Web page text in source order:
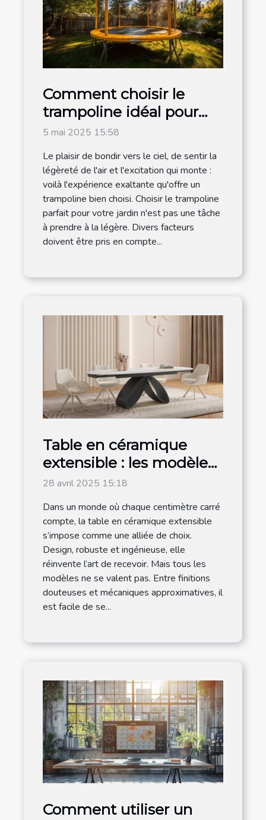
Comment choisir le
trampoline idéal pour
votre jardin
5 mai 2025 15:58
Le plaisir de bondir vers le ciel, de sentir la
légèreté de l'air et l'excitation qui monte :
voilà l'expérience exaltante qu'offre un
trampoline bien choisi. Choisir le trampoline
parfait pour votre jardin n'est pas une tâche
à prendre à la légère. Divers facteurs
doivent être pris en compte...
Table en céramique
extensible : les modèles
les plus en vogue sont
chez Meublissime
28 avril 2025 15:18
Dans un monde où chaque centimètre carré
compte, la table en céramique extensible
s’impose comme une alliée de choix.
Design, robuste et ingénieuse, elle
réinvente l’art de recevoir. Mais tous les
modèles ne se valent pas. Entre finitions
douteuses et mécaniques approximatives, il
est facile de se...
Comment utiliser un